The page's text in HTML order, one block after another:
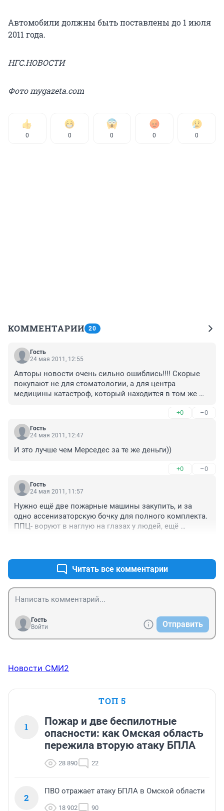
Автомобили должны быть поставлены до 1 июля
2011 года.
НГС.НОВОСТИ
Фото mygazeta.com
0 0 0 0 0
КОММЕНТАРИИ 20
Гость
24 мая 2011, 12:55
Авторы новости очень сильно ошиблись!!!! Скорые
покупают не для стоматологии, а для центра
медицины катастроф, который находится в том же
+0 –0
Гость
24 мая 2011, 12:47
И это лучше чем Мерседес за те же деньги))
+0 –0
Гость
24 мая 2011, 11:57
Нужно ещё две пожарные машины закупить, и за
одно ассенизаторскую бочку для полного комплекта.
ППЦ- воруют в наглую на глазах у людей, ещё
Читать все комментарии
Гость
Войти
Отправить
Новости СМИ2
ТОП 5
1
Пожар и две беспилотные
опасности: как Омская область
пережила вторую атаку БПЛА
28 890 22
2
ПВО отражает атаку БПЛА в Омской области
18 902 90